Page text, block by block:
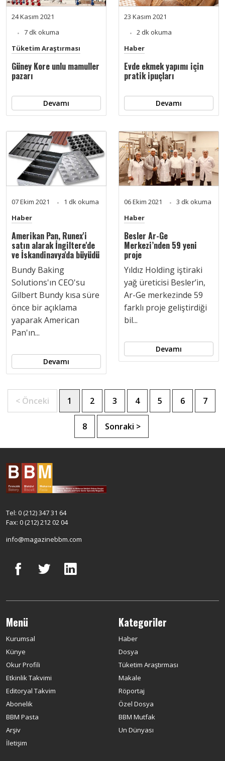
24 Kasım 2021
7 dk okuma
Tüketim Araştırması
Güney Kore unlu mamuller
pazarı
Devamı
23 Kasım 2021
2 dk okuma
Haber
Evde ekmek yapımı için
pratik ipuçları
Devamı
07 Ekim 2021
1 dk okuma
Haber
Amerikan Pan, Runex'i
satın alarak İngiltere'de
ve İskandinavya'da büyüdü
Bundy Baking
Solutions'ın CEO'su
Gilbert Bundy kısa süre
önce bir açıklama
yaparak American
Pan'ın...
Devamı
06 Ekim 2021
3 dk okuma
Haber
Besler Ar-Ge
Merkezi’nden 59 yeni
proje
Yıldız Holding iştiraki
yağ üreticisi Besler’in,
Ar-Ge merkezinde 59
farklı proje geliştirdiği
bil...
Devamı
< Önceki 1 2 3 4 5 6 7
8 Sonraki >
Tel: 0 (212) 347 31 64
Fax: 0 (212) 212 02 04
info@magazinebbm.com
Menü
Kurumsal
Künye
Okur Profili
Etkinlik Takvimi
Editoryal Takvim
Abonelik
BBM Pasta
Arşiv
İletişim
Kategoriler
Haber
Dosya
Tüketim Araştırması
Makale
Röportaj
Özel Dosya
BBM Mutfak
Un Dünyası